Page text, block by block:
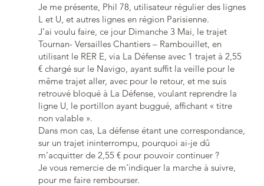
Je me présente, Phil 78, utilisateur régulier des lignes
L et U, et autres lignes en région Parisienne.
J’ai voulu faire, ce jour Dimanche 3 Mai, le trajet
Tournan- Versailles Chantiers – Rambouillet, en
utilisant le RER E, via La Défense avec 1 trajet à 2,55
€ chargé sur le Navigo, ayant suffit la veille pour le
même trajet aller, avec pour le retour, et me suis
retrouvé bloqué à La Défense, voulant reprendre la
ligne U, le portillon ayant buggué, affichant « titre
non valable ».
Dans mon cas, La défense étant une correspondance,
sur un trajet ininterrompu, pourquoi ai-je dû
m’acquitter de 2,55 € pour pouvoir continuer ?
Je vous remercie de m’indiquer la marche à suivre,
pour me faire rembourser.